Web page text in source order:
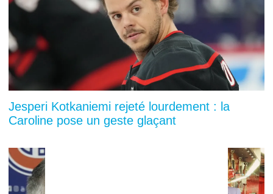
Jesperi Kotkaniemi rejeté lourdement : la
Caroline pose un geste glaçant